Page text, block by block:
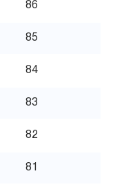
86
85
84
83
82
81